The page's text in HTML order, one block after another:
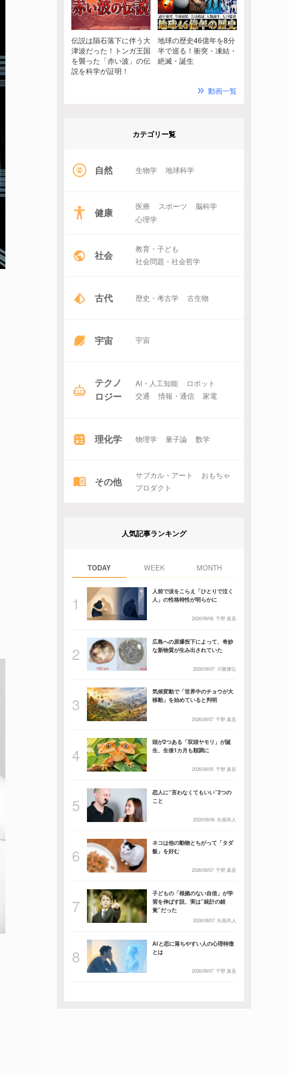
伝説は隕石落下に伴う大
津波だった！トンガ王国
を襲った「赤い波」の伝
説を科学が証明！
地球の歴史46億年を8分
半で巡る！衝突・凍結・
絶滅・誕生
動画一覧
カテゴリー覧
自然 生物学 地球科学
健康 医療 スポーツ
脳科学
心理学
社会
教育・子ども
社会問題・社会哲学
古代 歴史・考古学 古生物
宇宙 宇宙
テクノ
ロジー
AI・人工知能
ロボット
交通
情報・通信 家電
理化学 物理学 量子論 数学
その他 サブカル・アート
おもちゃ
プロダクト
人気記事ランキング
TODAY WEEK MONTH
人前で涙をこらえ「ひとりで泣く
人」の性格特性が明らかに
2026/08/06 千野 真吾
広島への原爆投下によって、奇妙
な新物質が生み出されていた
2026/08/07 川勝康弘
気候変動で「世界中のチョウが大
移動」を始めていると判明
2026/08/07 千野 真吾
頭が2つある「双頭ヤモリ」が誕
生、生後1カ月も順調に
2026/08/05 千野 真吾
恋人に“言わなくてもいい”2つの
こと
2026/08/06 矢黒尚人
ネコは他の動物とちがって「タダ
飯」を好む
2026/08/07 千野 真吾
子どもの「根拠のない自信」が学
習を伸ばす説、実は”統計の錯
覚”だった
2026/08/07 矢黒尚人
AIと恋に落ちやすい人の心理特徴
とは
2026/08/07 千野 真吾